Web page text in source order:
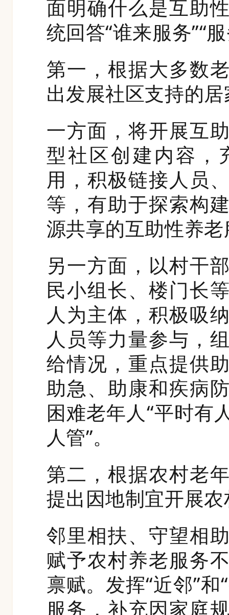
面明确什么是互助
统回答“谁来服务”“
第一，根据大多数
出发展社区支持的
一方面，将开展互
型社区创建内容，
用，积极链接人员
等，有助于探索构
源共享的互助性养
另一方面，以村干
民小组长、楼门长
人为主体，积极吸
人员等力量参与，
给情况，重点提供
助急、助康和疾病
困难老年人“平时有
人管”。
第二，根据农村老
提出因地制宜开展
邻里相扶、守望相
赋予农村养老服务
禀赋。发挥“近邻”
服务，补充因家庭